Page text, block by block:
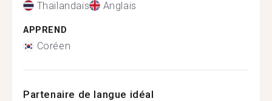
Thaïlandais Anglais
APPREND
Coréen
Partenaire de langue idéal